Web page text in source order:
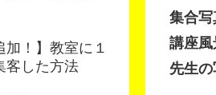
集合写
講座風
先生
加！】教室に１
客した方法